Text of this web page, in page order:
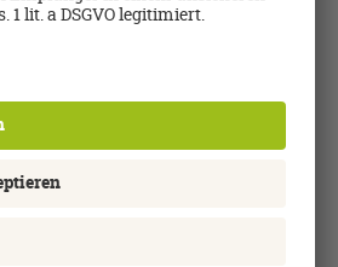
09281-89815